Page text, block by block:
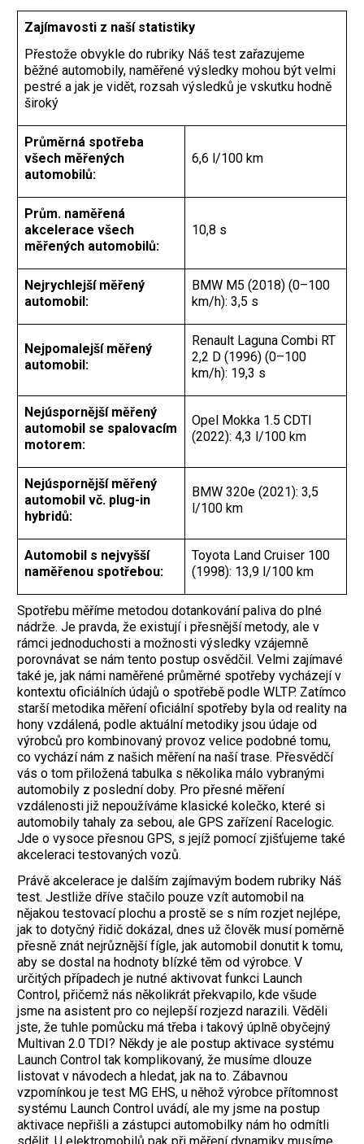
Zajímavosti z naší statistiky
Přestože obvykle do rubriky Náš test zařazujeme
běžné automobily, naměřené výsledky ­mohou být velmi
pestré a jak je ­vidět, rozsah ­výsledků je vskutku hodně
široký
Průměrná spotřeba
všech měřených
automobilů:
6,6 l/100 km
Prům. naměřená
akcelerace všech
měřených automobilů:
10,8 s
Nejrychlejší měřený
automobil:
BMW M5 (2018) (0–100
km/h): 3,5 s
Nejpomalejší měřený
automobil:
Renault Laguna Combi RT
2,2 D (1996) (0–100
km/h): 19,3 s
Nejúspornější měřený
automobil se spalovacím
motorem:
Opel Mokka 1.5 CDTI
(2022): 4,3 l/100 km
Nejúspornější měřený
automobil vč. plug-in
hybridů:
BMW 320e (2021): 3,5
l/100 km
Automobil s nejvyšší
naměřenou spotřebou:
Toyota Land Cruiser 100
(1998): 13,9 l/100 km
Spotřebu měříme metodou dotankování paliva do plné
nádrže. Je pravda, že existují i přesnější metody, ale v
rámci jednoduchosti a možnosti výsledky vzájemně
porovnávat se nám tento postup osvědčil. Velmi zajímavé
také je, jak námi naměřené průměrné spotřeby vycházejí v
kontextu oficiálních údajů o spotřebě podle WLTP. Zatímco
starší metodika měření oficiální spotřeby byla od reality na
hony vzdálená, podle aktuální metodiky jsou údaje od
výrobců pro kombinovaný provoz velice podobné tomu,
co vychází nám z našich měření na naší trase. Přesvědčí
vás o tom přiložená tabulka s několika málo vybranými
automobily z poslední doby. Pro přesné měření
vzdálenosti již nepoužíváme klasické kolečko, které si
automobily tahaly za sebou, ale GPS zařízení Racelogic.
Jde o vysoce přesnou GPS, s jejíž pomocí zjišťujeme také
akceleraci testovaných vozů.
Právě akcelerace je dalším zajímavým bodem rubriky Náš
test. Jestliže dříve stačilo pouze vzít automobil na
nějakou testovací plochu a prostě se s ním rozjet nejlépe,
jak to dotyčný řidič dokázal, dnes už člověk musí poměrně
přesně znát nejrůznější fígle, jak automobil donutit k tomu,
aby se dostal na hodnoty blízké těm od výrobce. V
určitých případech je nutné aktivovat funkci Launch
Control, přičemž nás několikrát překvapilo, kde všude
jsme na asistent pro co nejlepší rozjezd narazili. Věděli
jste, že tuhle pomůcku má třeba i takový úplně obyčejný
Multivan 2.0 TDI? Někdy je ale postup aktivace systému
Launch Control tak komplikovaný, že musíme dlouze
listovat v návodech a hledat, jak na to. Zábavnou
vzpomínkou je test MG EHS, u něhož výrobce přítomnost
systému Launch Control uvádí, ale my jsme na postup
aktivace nepřišli a zástupci automobilky nám ho odmítli